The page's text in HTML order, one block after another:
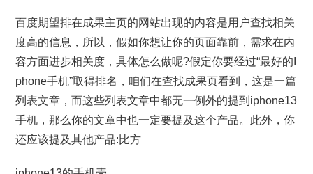
百度期望排在成果主页的网站出现的内容是用户查找相关
度高的信息，所以，假如你想让你的页面靠前，需求在内
容方面进步相关度，具体怎么做呢?假定你要经过“最好的I
phone手机”取得排名，咱们在查找成果页看到，这是一篇
列表文章，而这些列表文章中都无一例外的提到iphone13
手机，那么你的文章中也一定要提及这个产品。此外，你
还应该提及其他产品:比方